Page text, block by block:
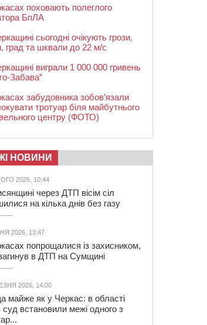
поховають полеглого
БпЛА
сьогодні очікують грози,
град та шквали до 22 м/с
виграли 1 000 000 гривень
Забава”
забудовника зобов’язали
тротуар біля майбутнього
центру (ФОТО)
НОВИНИ
2026, 10:44
через ДТП вісім сіл
на кілька днів без газу
2026, 13:47
попрощалися із захисником,
в ДТП на Сумщині
2026, 14:00
майже як у Черкас: в області
суд встановили межі одного з